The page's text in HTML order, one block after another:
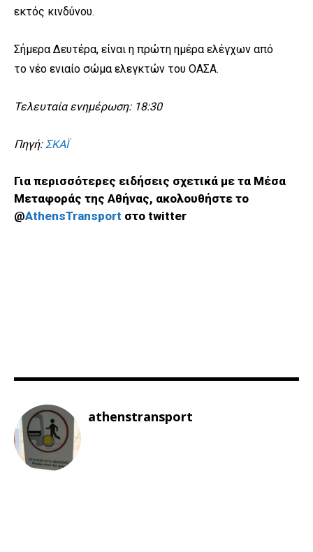
εκτός κινδύνου.
Σήμερα Δευτέρα, είναι η πρώτη ημέρα ελέγχων από
το νέο ενιαίο σώμα ελεγκτών του ΟΑΣΑ.
Τελευταία ενημέρωση: 18:30
Πηγή:ΣΚΑΪ
Για περισσότερες ειδήσεις σχετικά με τα Μέσα
Μεταφοράς της Αθήνας, ακολουθήστε το
@AthensTransport στο twitter
athenstransport